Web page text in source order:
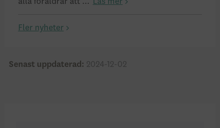
Fler nyheter
Senast uppdaterad: 2024-12-02